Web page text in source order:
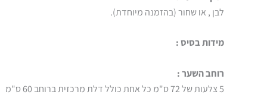
לבן , או שחור (בהזמנה מיוחדת).
מידות בסיס :
רוחב השער :
5 צלעות של 72 ס"מ כל אחת כולל דלת מרכזית ברוחב 60 ס"מ